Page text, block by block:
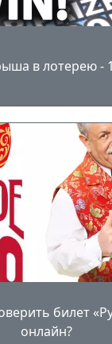
в лотерею -
билет
онлайн?